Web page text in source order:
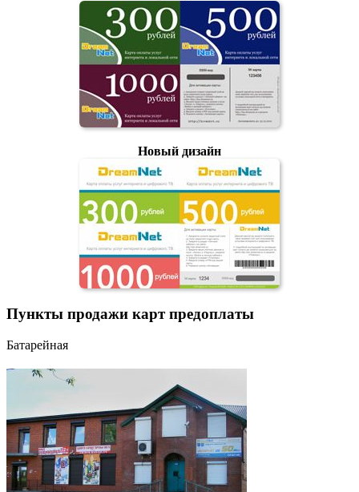
Новый дизайн
Пункты продажи карт предоплаты
Батарейная